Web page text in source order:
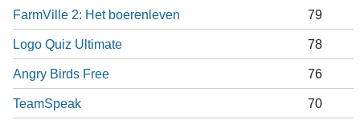
FarmVille 2: Het boerenleven 79
Logo Quiz Ultimate 78
Angry Birds Free 76
TeamSpeak 70